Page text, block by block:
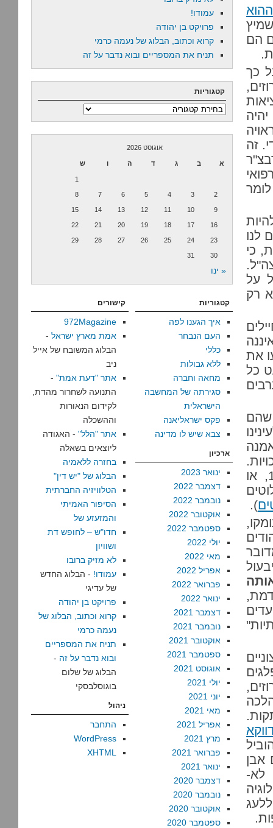
ההוא
הם
כך
זה
לנו
כי
על
רק
את
כל
שהם
אבינר רוצה להחזיר את מעמדם של הדרוזים ל-1950, או
).
אבן
לא-
עמודו!
פרויקט בן יהודה
קרוא וכתוב, הבלוג של נעמה כרמי
תניח את המספריים ובוא נדבר על זה
קטגוריות
קטגוריות
אוגוסט 2026
א ב ג ד ה ו ש
1
2
3
4
5
6
7
8
9
10
11
12
13
14
15
16
17
18
19
20
21
22
23
24
25
26
27
28
29
30
31
« ינו
קטגוריות
איך הגענו לפה
העם הנבחר
כללי
ללא גבולות
מחאה וחברה
סגירתה של המחשבה
הישראלית
פקס ישראליאנה
צבא שיש לו מדינה
ארכיון
ינואר 2023
דצמבר 2022
נובמבר 2022
אוקטובר 2022
ספטמבר 2022
יולי 2022
מאי 2022
אפריל 2022
פברואר 2022
ינואר 2022
דצמבר 2021
נובמבר 2021
אוקטובר 2021
ספטמבר 2021
אוגוסט 2021
יולי 2021
יוני 2021
מאי 2021
אפריל 2021
מרץ 2021
פברואר 2021
ינואר 2021
דצמבר 2020
נובמבר 2020
אוקטובר 2020
ספטמבר 2020
קישורים
972Magazine
אמת מארץ ישראל -
הבלוג המשובח של אייל
ניב
אתר "דעת אמת" -
התנועה לשחרור מהדת,
לקידום הנאורות
וההשכלה
אתר "הלל" - האגודה
ליוצאים בשאלה
בחזרה ללאמיה
הבלוג של "יש דין"
הטלוויזיה החברתית
הסיפור האמיתי
והמזעזע של
חדו"ש – לחופש דת
ושוויון
לא מזיק ברובו
עמודו! - הבלוג החדש
של עדיגי
פרויקט בן יהודה
קרוא וכתוב, הבלוג של
נעמה כרמי
תניח את המספריים
ובוא נדבר על זה -
הבלוג של שלום
בוגוסלבסקי
ניהול
התחבר
WordPress
XHTML